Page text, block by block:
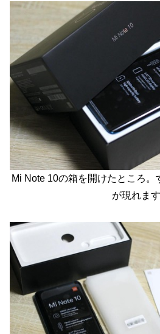
Mi Note 10の箱を開けたところ
が現れます